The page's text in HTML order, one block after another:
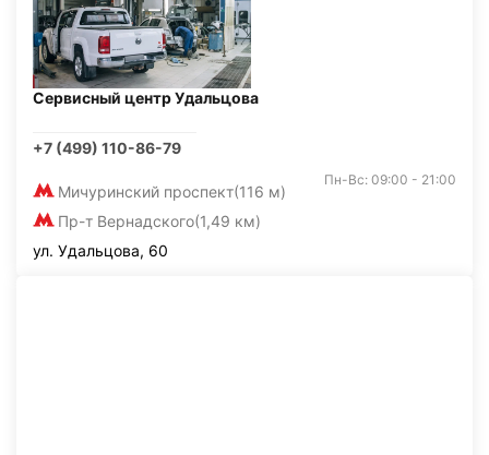
Сервисный центр Удальцова
+7 (499) 110-86-79
Мичуринский проспект(116 м)
Пр-т Вернадского(1,49 км)
Пн-Вс: 09:00 - 21:00
ул. Удальцова, 60